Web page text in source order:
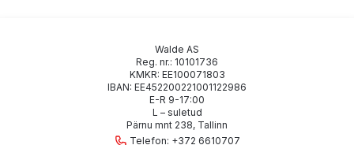
Walde AS
Reg. nr.: 10101736
KMKR: EE100071803
IBAN: EE452200221001122986
E-R 9-17:00
L – suletud
Pärnu mnt 238, Tallinn
Telefon: +372 6610707